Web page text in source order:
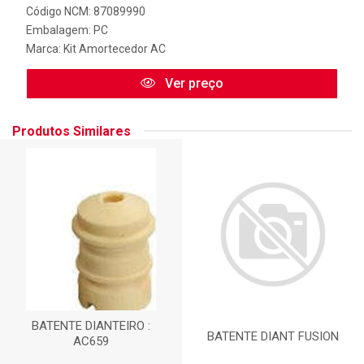
Código NCM: 87089990
Embalagem: PC
Marca: Kit Amortecedor AC
Ver preço
Produtos Similares
BATENTE DIANTEIRO :
AC659
BATENTE DIANT FUSION